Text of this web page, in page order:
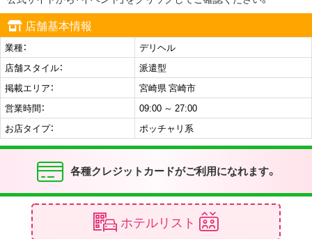
店舗基本情報
業種：
デリヘル
店舗スタイル：
派遣型
掲載エリア：
宮崎県 宮崎市
営業時間：
09:00 ～ 27:00
お店タイプ：
ポッチャリ系
各種クレジットカードがご利用になれます。
ホテルリスト